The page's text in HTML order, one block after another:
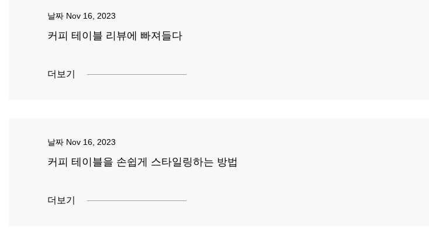
날짜 Nov 16, 2023
커피 테이블 리뷰에 빠져들다
더보기
날짜 Nov 16, 2023
커피 테이블을 손쉽게 스타일링하는 방법
더보기